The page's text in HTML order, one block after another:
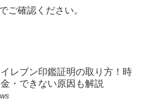
ご確認ください。
レブン印鑑証明の取り方！時
・できない原因も解説